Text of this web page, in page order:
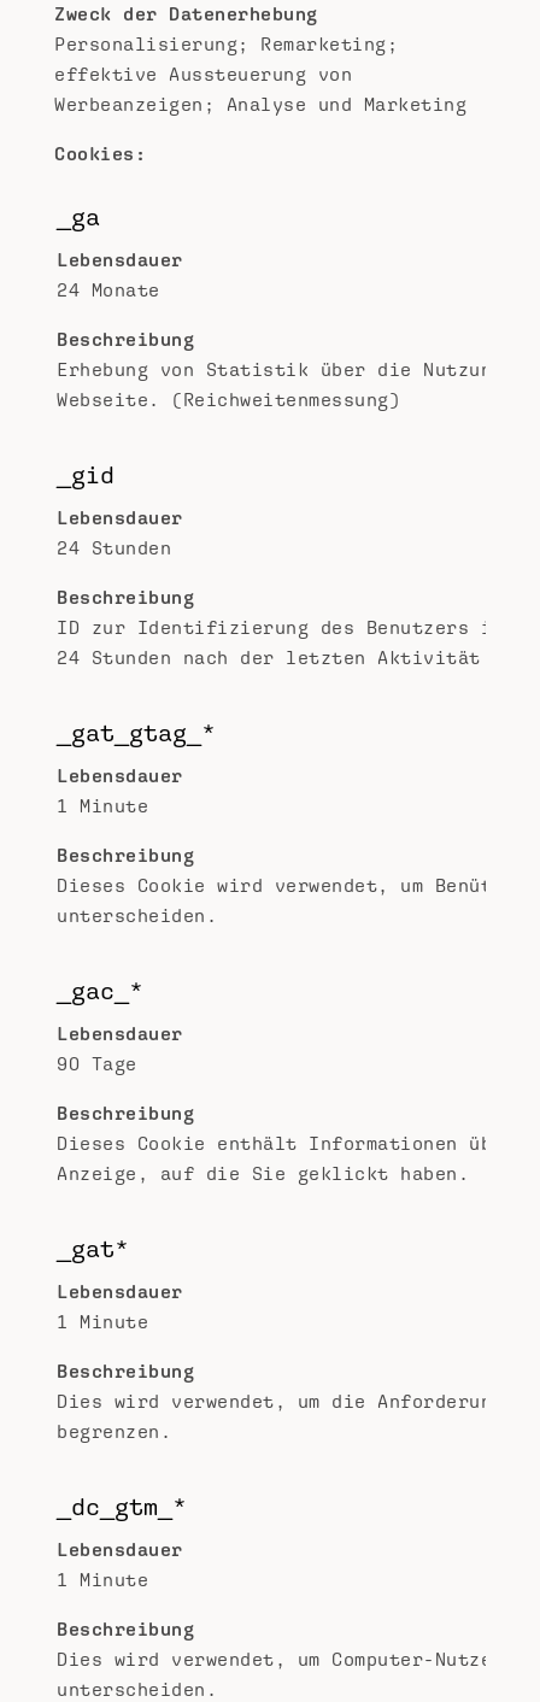
Zweck der Datenerhebung
Personalisierung; Remarketing;
effektive Aussteuerung von
Werbeanzeigen; Analyse und Marketing
Cookies:
_ga
Lebensdauer
24 Monate
Beschreibung
Erhebung von Statistik über die Nutzung
Webseite. (Reichweitenmessung)
_gid
Lebensdauer
24 Stunden
Beschreibung
ID zur Identifizierung des Benutzers
24 Stunden nach der letzten Aktivität
_gat_gtag_*
Lebensdauer
1 Minute
Beschreibung
Dieses Cookie wird verwendet, um Benützer
unterscheiden.
_gac_*
Lebensdauer
90 Tage
Beschreibung
Dieses Cookie enthält Informationen über
Anzeige, auf die Sie geklickt haben.
_gat*
Lebensdauer
1 Minute
Beschreibung
Dies wird verwendet, um die
begrenzen.
_dc_gtm_*
Lebensdauer
1 Minute
Beschreibung
Dies wird verwendet, um Computer-Nutzer zu
unterscheiden.